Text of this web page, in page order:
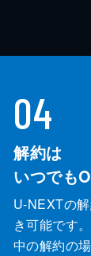
04
解約は
いつでも
U-NEXTの
き可能です
中の解約の